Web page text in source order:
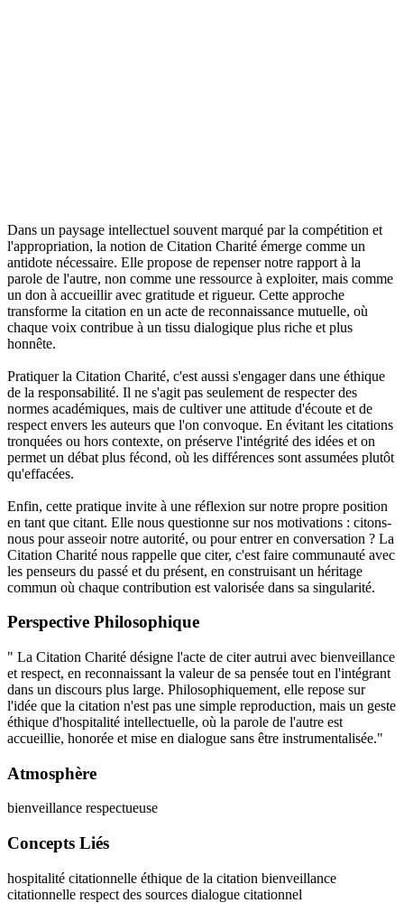
Dans un paysage intellectuel souvent marqué par la compétition et
l'appropriation, la notion de Citation Charité émerge comme un
antidote nécessaire. Elle propose de repenser notre rapport à la
parole de l'autre, non comme une ressource à exploiter, mais comme
un don à accueillir avec gratitude et rigueur. Cette approche
transforme la citation en un acte de reconnaissance mutuelle, où
chaque voix contribue à un tissu dialogique plus riche et plus
honnête.
Pratiquer la Citation Charité, c'est aussi s'engager dans une éthique
de la responsabilité. Il ne s'agit pas seulement de respecter des
normes académiques, mais de cultiver une attitude d'écoute et de
respect envers les auteurs que l'on convoque. En évitant les citations
tronquées ou hors contexte, on préserve l'intégrité des idées et on
permet un débat plus fécond, où les différences sont assumées plutôt
qu'effacées.
Enfin, cette pratique invite à une réflexion sur notre propre position
en tant que citant. Elle nous questionne sur nos motivations : citons-
nous pour asseoir notre autorité, ou pour entrer en conversation ? La
Citation Charité nous rappelle que citer, c'est faire communauté avec
les penseurs du passé et du présent, en construisant un héritage
commun où chaque contribution est valorisée dans sa singularité.
Perspective Philosophique
" La Citation Charité désigne l'acte de citer autrui avec bienveillance
et respect, en reconnaissant la valeur de sa pensée tout en l'intégrant
dans un discours plus large. Philosophiquement, elle repose sur
l'idée que la citation n'est pas une simple reproduction, mais un geste
éthique d'hospitalité intellectuelle, où la parole de l'autre est
accueillie, honorée et mise en dialogue sans être instrumentalisée."
Atmosphère
bienveillance respectueuse
Concepts Liés
hospitalité citationnelle éthique de la citation bienveillance
citationnelle respect des sources dialogue citationnel